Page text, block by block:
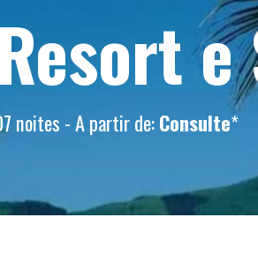
e
noites - A partir de:Consulte*